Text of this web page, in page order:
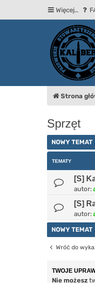
Więcej…
Strona
Sprzęt
NOWY TEMAT
TEMATY
[S]
autor:
[S]
autor:
NOWY TEMAT
Wróć do
TWOJE
Nie możesz